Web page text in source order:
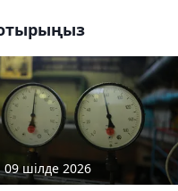
09 шілде 2026